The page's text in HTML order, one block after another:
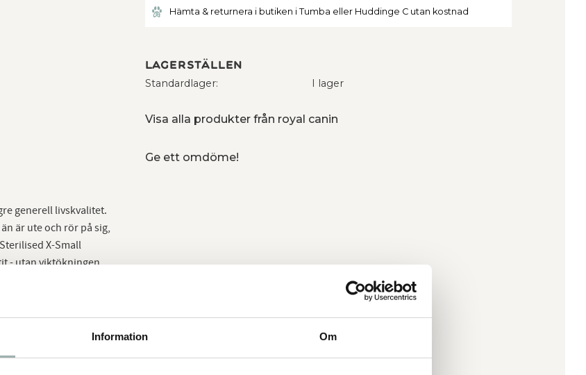
Information Om
Hämta & returnera i butiken i Tumba eller Huddinge C utan kostnad
Lagerställen
Standardlager I lager
Visa alla produkter från royal canin
Ge ett omdöme!
generell livskvalitet.
är ute och rör på sig,
X-Small
- utan viktökningen.
CANIN® Sterilised X-
bibehåller sin
En optimal
uppnås en
Kostfibrer
att behålla